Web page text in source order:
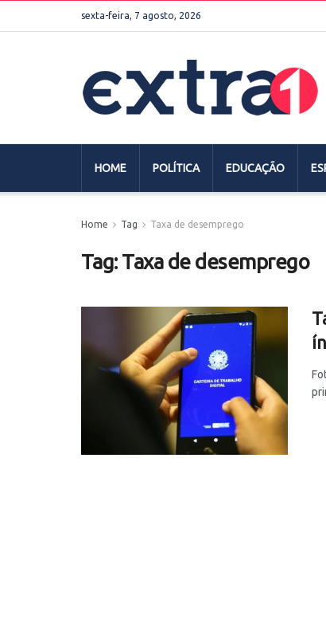
sexta-feira, 7 agosto, 2026
HOME POLÍTICA EDUCAÇÃO
Home Tag Taxa de desemprego
Tag: Taxa de desemprego